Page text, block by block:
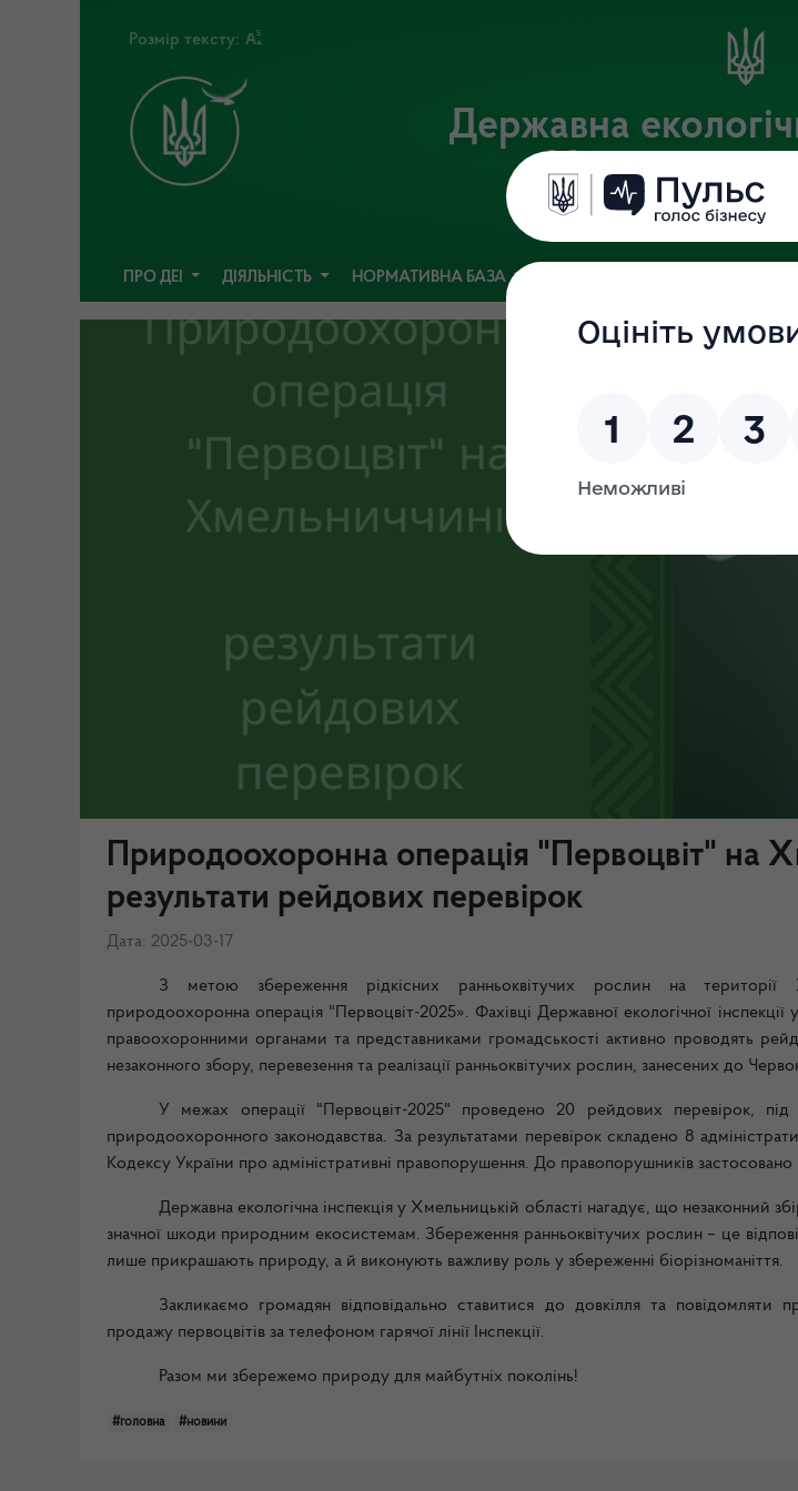
Розмір тексту:
Державна
Хмельницькій
Офіційний веб-
ПРО ДЕІ ДІЯЛЬНІСТЬ НОРМАТИВНА БАЗА
Природоохоронна операція "Первоцвіт" на
результати рейдових перевірок
Дата: 2025-03-17
З метою збереження рідкісних ранньоквітучих рослин на території
природоохоронна операція "Первоцвіт-2025». Фахівці Державної екологічної інспекції
правоохоронними органами та представниками громадськості активно проводять
незаконного збору, перевезення та реалізації ранньоквітучих рослин, занесених до
У межах операції "Первоцвіт-2025" проведено 20 рейдових перевірок, під
природоохоронного законодавства. За результатами перевірок складено 8
Кодексу України про адміністративні правопорушення. До правопорушників застосовано
Державна екологічна інспекція у Хмельницькій області нагадує, що незаконний
значної шкоди природним екосистемам. Збереження ранньоквітучих рослин – це
лише прикрашають природу, а й виконують важливу роль у збереженні біорізноманіття.
Закликаємо громадян відповідально ставитися до довкілля та повідомляти
продажу первоцвітів за телефоном гарячої лінії Інспекції.
Разом ми збережемо природу для майбутніх поколінь!
#головна #новини